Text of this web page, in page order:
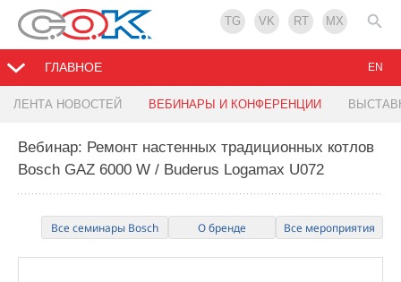
TG VK RT MX
ГЛАВНОЕ
ЛЕНТА НОВОСТЕЙ ВЕБИНАРЫ И КОНФЕРЕНЦИИ
EN
Вебинар: Ремонт настенных традиционных котлов
Bosch GAZ 6000 W / Buderus Logamax U072
Все семинары Bosch О бренде Все мероприятия